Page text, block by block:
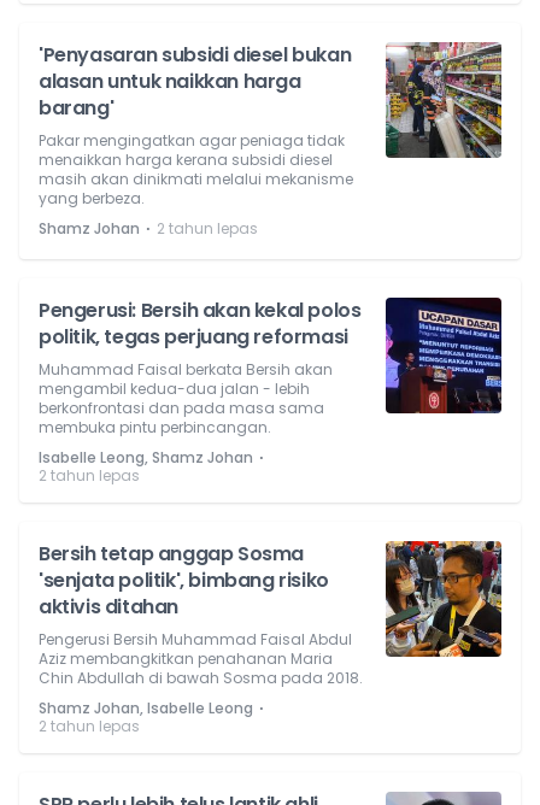
'Penyasaran subsidi diesel bukan
alasan untuk naikkan harga
barang'
Pakar mengingatkan agar peniaga tidak
menaikkan harga kerana subsidi diesel
masih akan dinikmati melalui mekanisme
yang berbeza.
Shamz Johan ⋅ 2 tahun lepas
Pengerusi: Bersih akan kekal polos
politik, tegas perjuang reformasi
Muhammad Faisal berkata Bersih akan
mengambil kedua-dua jalan - lebih
berkonfrontasi dan pada masa sama
membuka pintu perbincangan.
Isabelle Leong, Shamz Johan ⋅
2 tahun lepas
Bersih tetap anggap Sosma
'senjata politik', bimbang risiko
aktivis ditahan
Pengerusi Bersih Muhammad Faisal Abdul
Aziz membangkitkan penahanan Maria
Chin Abdullah di bawah Sosma pada 2018.
Shamz Johan, Isabelle Leong ⋅
2 tahun lepas